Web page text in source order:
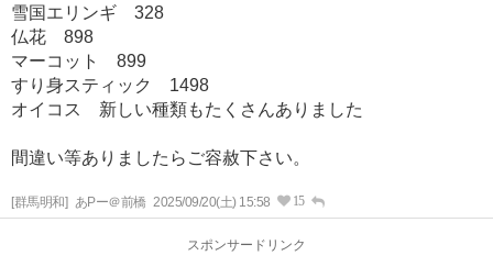
雪国エリンギ 328
仏花 898
マーコット 899
すり身スティック 1498
オイコス 新しい種類もたくさんありました
間違い等ありましたらご容赦下さい。
[群馬明和] あPー＠前橋 2025/09/20(土) 15:58 15
スポンサードリンク